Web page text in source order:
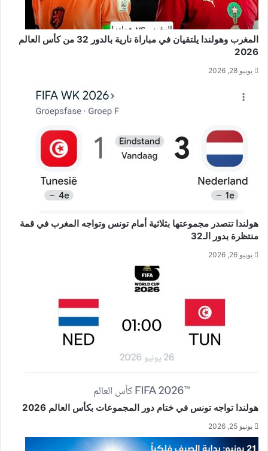
المغرب وهولندا يلتقيان في مباراة نارية بالدور 32 من كأس العالم
2026
يونيو 28, 2026
هولندا تتصدر مجموعتها بثلاثية أمام تونس وتواجه المغرب في قمة
منتظرة بدور الـ32
يونيو 26, 2026
هولندا تواجه تونس في ختام دور المجموعات بكأس العالم 2026
يونيو 25, 2026